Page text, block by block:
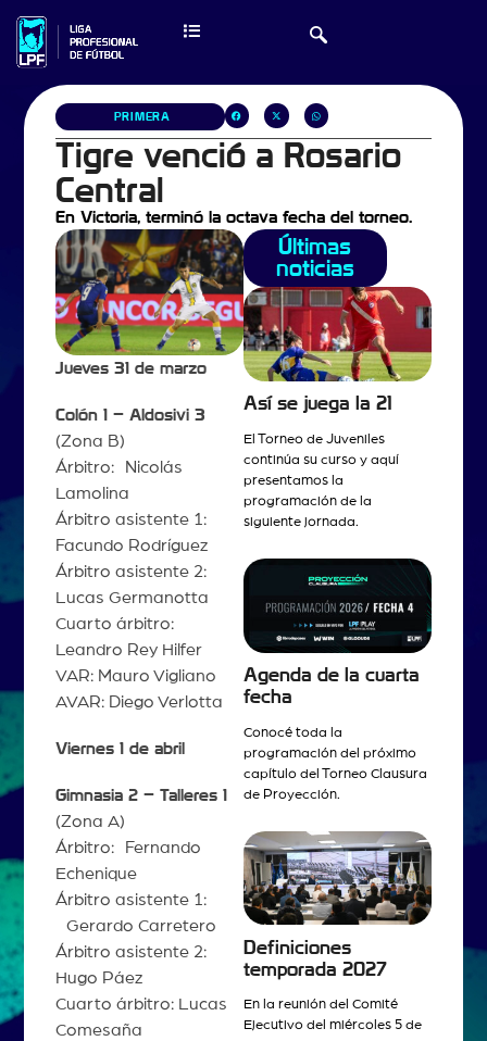
PRIMERA
Tigre venció a Rosario
Central
En Victoria, terminó la octava fecha del torneo.
Jueves 31 de marzo
Colón 1 – Aldosivi 3
(Zona B)
Árbitro: Nicolás
Lamolina
Árbitro asistente 1:
Facundo Rodríguez
Árbitro asistente 2:
Lucas Germanotta
Cuarto árbitro:
Leandro Rey Hilfer
VAR: Mauro Vigliano
AVAR: Diego Verlotta
Viernes 1 de abril
Gimnasia 2 – Talleres 1
(Zona A)
Árbitro: Fernando
Echenique
Árbitro asistente 1:
Gerardo Carretero
Árbitro asistente 2:
Hugo Páez
Cuarto árbitro: Lucas
Comesaña
Últimas
noticias
Así se juega la 21
El Torneo de Juveniles
continúa su curso y aquí
presentamos la
programación de la
siguiente jornada.
Agenda de la cuarta
fecha
Conocé toda la
programación del próximo
capítulo del Torneo Clausura
de Proyección.
Definiciones
temporada 2027
En la reunión del Comité
Ejecutivo del miércoles 5 de